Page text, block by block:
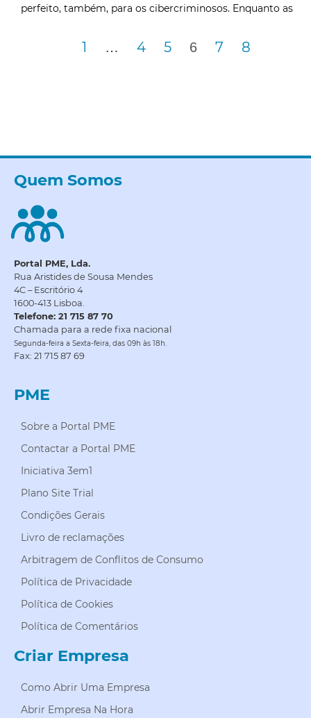
perfeito, também, para os cibercriminosos. Enquanto as
1 … 4 5 6 7 8
Quem Somos
Portal PME, Lda.
Rua Aristides de Sousa Mendes
4C – Escritório 4
1600-413 Lisboa.
Telefone: 21 715 87 70
Chamada para a rede fixa nacional
Segunda-feira a Sexta-feira, das 09h às 18h.
Fax: 21 715 87 69
PME
Sobre a Portal PME
Contactar a Portal PME
Iniciativa 3em1
Plano Site Trial
Condições Gerais
Livro de reclamações
Arbitragem de Conflitos de Consumo
Política de Privacidade
Política de Cookies
Política de Comentários
Criar Empresa
Como Abrir Uma Empresa
Abrir Empresa Na Hora